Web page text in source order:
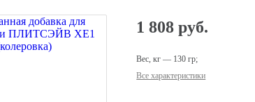
1 808руб.
Вес, кг — 130 гр;
Все характеристики